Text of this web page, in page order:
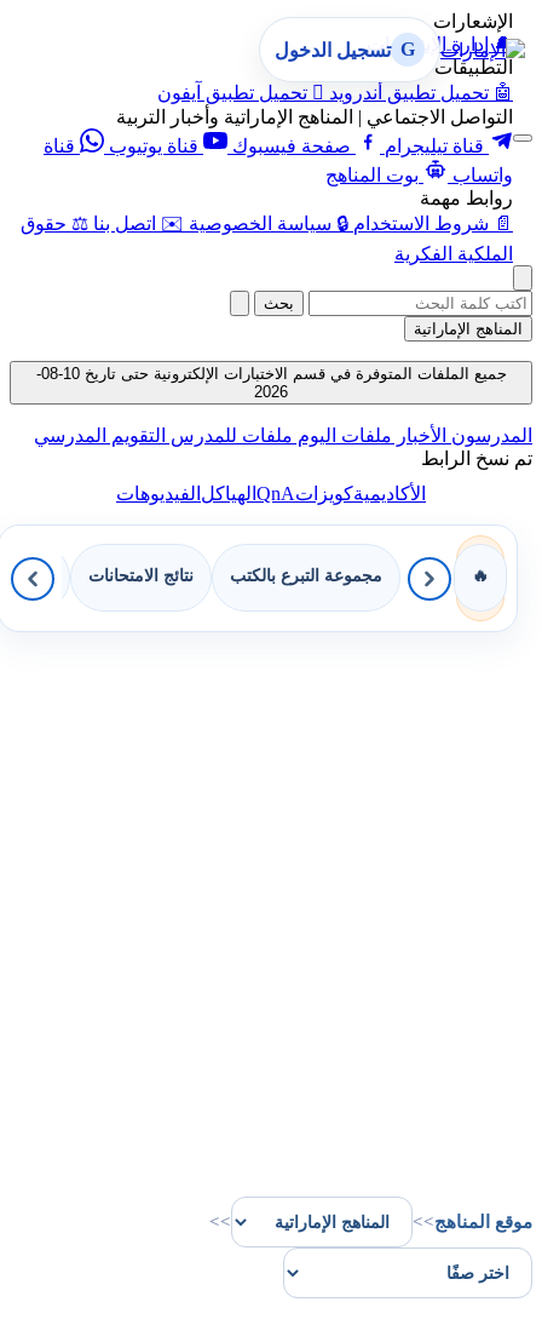
الإشعارات
🔔 إدارة الإشعارات
التطبيقات
🤖 تحميل تطبيق أندرويد  تحميل تطبيق آيفون
التواصل الاجتماعي | المناهج الإماراتية وأخبار التربية
قناة تيليجرام
صفحة فيسبوك قناة يوتيوب
قناة
واتساب
بوت المناهج
روابط مهمة
📄 شروط الاستخدام 🔒 سياسة الخصوصية ✉️ اتصل بنا ⚖️ حقوق
الملكية الفكرية
G تسجيل الدخول
بحث
المناهج الإماراتية
جميع الملفات المتوفرة في قسم الاختبارات الإلكترونية حتى تاريخ 10-08-
2026
المدرسون الأخبار ملفات اليوم ملفات للمدرس التقويم المدرسي
تم نسخ الرابط
الأكاديميةكويزاتQnAالهياكل الفيديوهات
🔥 مجموعة التبرع بالكتب نتائج الامتحانات
موقع المناهج>>
>>